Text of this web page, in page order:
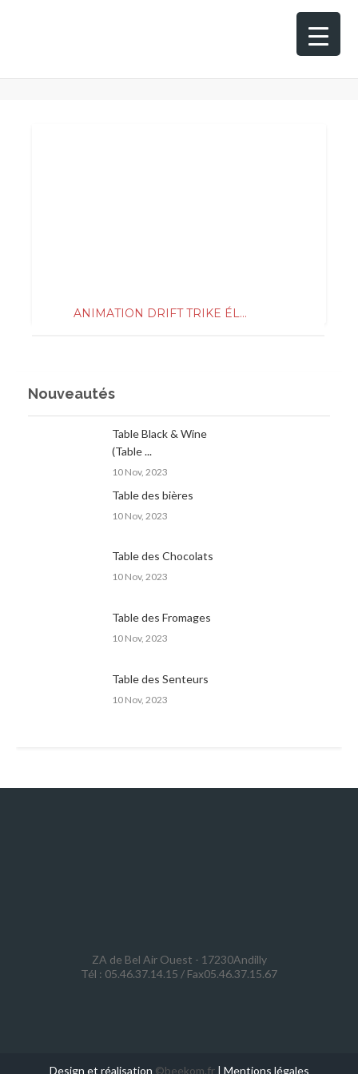
TAG: TRIKE ÉLECTRIQUE
ANIMATION DRIFT TRIKE ÉL...
Nouveautés
Table Black & Wine
(Table ...
10 Nov, 2023
Table des bières
10 Nov, 2023
Table des Chocolats
10 Nov, 2023
Table des Fromages
10 Nov, 2023
Table des Senteurs
10 Nov, 2023
ZA de Bel Air Ouest - 17230Andilly
Tél : 05.46.37.14.15 / Fax05.46.37.15.67
Design et réalisation ©beekom.fr| Mentions légales